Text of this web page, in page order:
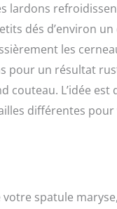
lardons
dés d’environ
les
pour un résultat
couteau. L’idée
différentes
votre spatule maryse,